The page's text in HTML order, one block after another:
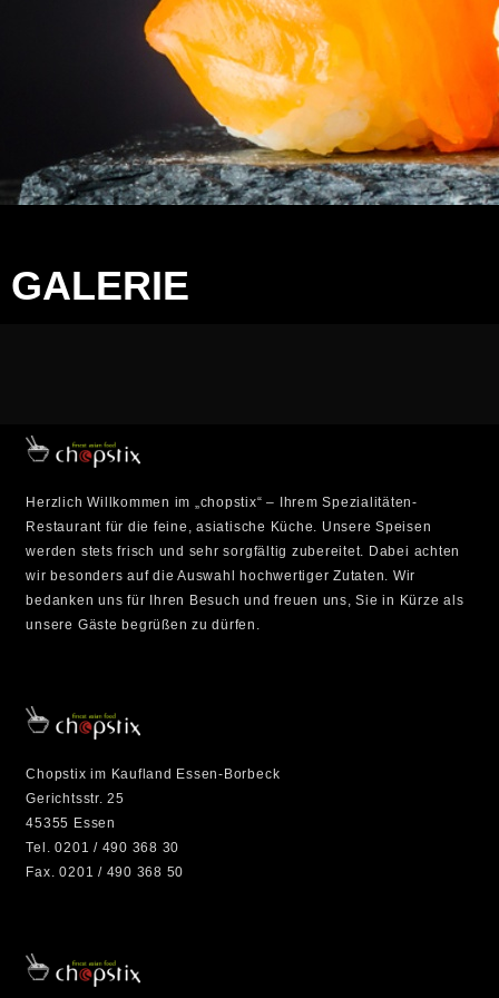
GALERIE
Herzlich Willkommen im „chopstix“ – Ihrem Spezialitäten-
Restaurant für die feine, asiatische Küche. Unsere Speisen
werden stets frisch und sehr sorgfältig zubereitet. Dabei achten
wir besonders auf die Auswahl hochwertiger Zutaten. Wir
bedanken uns für Ihren Besuch und freuen uns, Sie in Kürze als
unsere Gäste begrüßen zu dürfen.
Chopstix im Kaufland Essen-Borbeck
Gerichtsstr. 25
45355 Essen
Tel. 0201 / 490 368 30
Fax. 0201 / 490 368 50